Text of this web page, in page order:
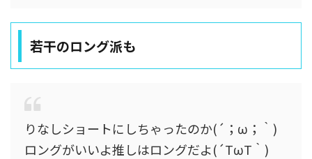
若干のロング派も
りなしショートにしちゃったのか(´；ω；｀)
ロングがいいよ推しはロングだよ(´TωT｀)